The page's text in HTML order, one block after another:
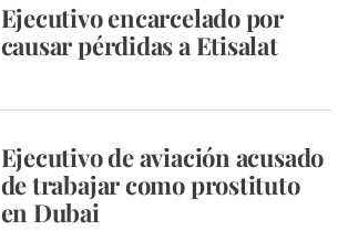
Ejecutivo encarcelado por
causar pérdidas a Etisalat
Ejecutivo de aviación acusado
de trabajar como prostituto
en Dubai